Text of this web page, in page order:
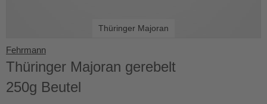
Fehrmann
Thüringer Majoran gerebelt
250g Beutel
Thüringer Majoran
to
of